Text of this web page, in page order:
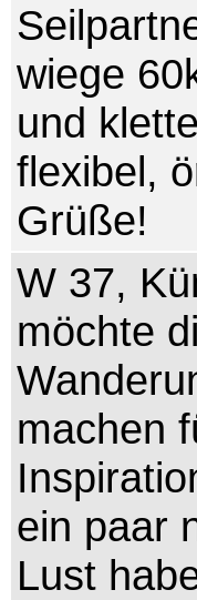
wiege
und
flexibel,
Grüße!
W 37,
möchte
machen
ein paar
Lust